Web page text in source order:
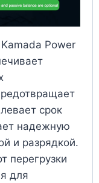
Power
срок
надежную
и разрядкой.
перегрузки
для